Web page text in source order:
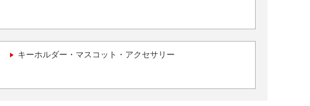
キーホルダー・マスコット・アクセサリー